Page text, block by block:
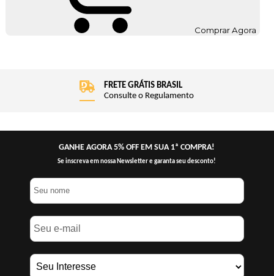
Comprar Agora
FRETE GRÁTIS BRASIL
Consulte o Regulamento
GANHE AGORA 5% OFF EM SUA 1ª COMPRA!
Se inscreva em nossa Newsletter e garanta seu desconto!